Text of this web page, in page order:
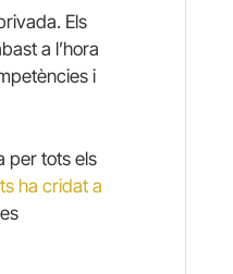
Els
a l’hora
i
per tots els
ha cridat a